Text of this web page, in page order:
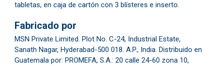
tabletas, en caja de cartón con 3 blísteres e inserto.
Fabricado por
​​MSN Private Limited. Plot No. C-24, Industrial Estate,
Sanath Nagar, Hyderabad-500 018. A.P., India. Distribuido en
Guatemala por: PROMEFA, S.A.: 20 calle 24-60 zona 10,